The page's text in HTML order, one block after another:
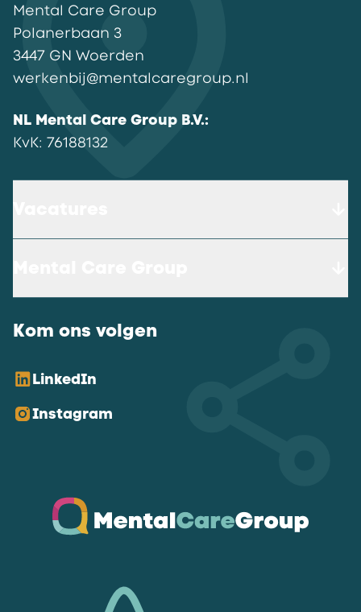
Mental Care Group
Polanerbaan 3
3447 GN Woerden
werkenbij@mentalcaregroup.nl
NL Mental Care Group B.V.:
KvK: 76188132
Kom ons volgen
LinkedIn
Instagram